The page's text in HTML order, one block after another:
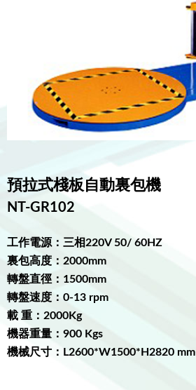
預拉式棧板自動裏包機
NT-GR102
工作電源：三相220V 50/ 60HZ
裏包高度：2000mm
轉盤直徑：1500mm
轉盤速度：0-13 rpm
載 重：2000Kg
機器重量：900 Kgs
機械尺寸：L2600*W1500*H2820 mm